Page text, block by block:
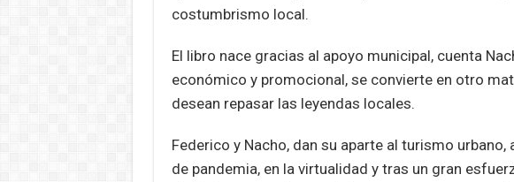
costumbrismo local.
El libro nace gracias al apoyo municipal, cuenta
económico y promocional, se convierte en otro
desean repasar las leyendas locales.
Federico y Nacho, dan su aparte al turismo
de pandemia, en la virtualidad y tras un gran